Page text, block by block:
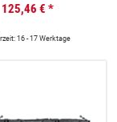
125,46 € *
16 - 17 Werktage